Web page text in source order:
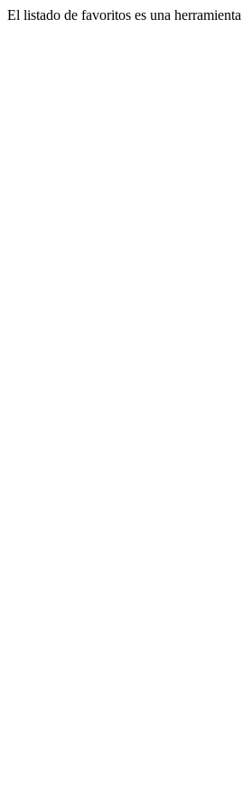
El listado de favoritos es una